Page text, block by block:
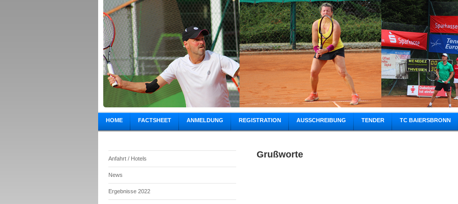
HOME FACTSHEET ANMELDUNG REGISTRATION AUSSCHREIBUNG TENDER TC BAIERSBRONN
Anfahrt / Hotels
News
Ergebnisse 2022
Grußworte